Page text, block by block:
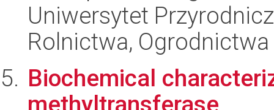
Uniwersytet
Rolnictwa,
Biochemical
methyltransferase